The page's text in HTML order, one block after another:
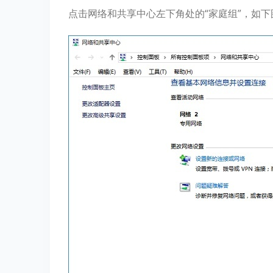
点击网络和共享中心左下角处的“家庭组”，如